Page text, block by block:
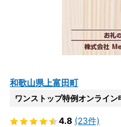
和歌山県上富田町
ワンストップ特例オンライン
4.8 (23件)